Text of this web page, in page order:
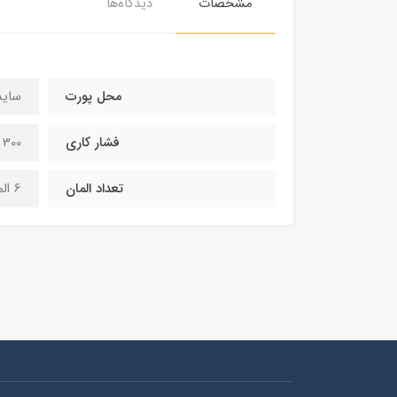
محل پورت
فشار کاری 300 psi
تعداد المان 6 المانه